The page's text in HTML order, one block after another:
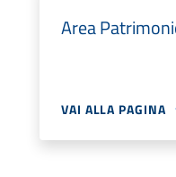
Area
VAI ALLA PAGINA